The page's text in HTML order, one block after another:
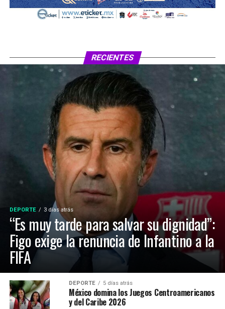
RECIENTES
DEPORTE 3 días atrás
“Es muy tarde para salvar su dignidad”:
Figo exige la renuncia de Infantino a la
FIFA
DEPORTE 5 días atrás
México domina los Juegos Centroamericanos
y del Caribe 2026